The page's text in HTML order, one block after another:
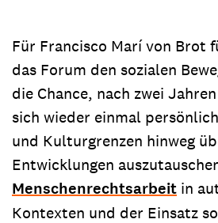
Für Francisco Marí von Brot
das Forum den sozialen
die Chance, nach zwei
sich wieder einmal
und Kulturgrenzen hinweg
Entwicklungen
Menschenrechtsarbeit in
Kontexten und der Einsatz